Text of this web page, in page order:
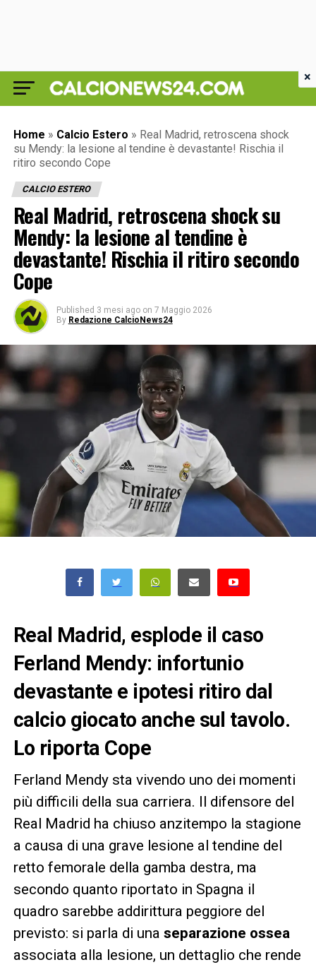
Home » Calcio Estero » Real Madrid, retroscena shock
su Mendy: la lesione al tendine è devastante! Rischia il
ritiro secondo Cope
CALCIO ESTERO
Real Madrid, retroscena shock su
Mendy: la lesione al tendine è
devastante! Rischia il ritiro secondo
Cope
Published 3 mesi ago on 7 Maggio 2026
By Redazione CalcioNews24
Real Madrid, esplode il caso
Ferland Mendy: infortunio
devastante e ipotesi ritiro dal
calcio giocato anche sul tavolo.
Lo riporta Cope
Ferland Mendy sta vivendo uno dei momenti
più difficili della sua carriera. Il difensore del
Real Madrid ha chiuso anzitempo la stagione
a causa di una grave lesione al tendine del
retto femorale della gamba destra, ma
secondo quanto riportato in Spagna il
quadro sarebbe addirittura peggiore del
previsto: si parla di una separazione ossea
associata alla lesione, un dettaglio che rende
×